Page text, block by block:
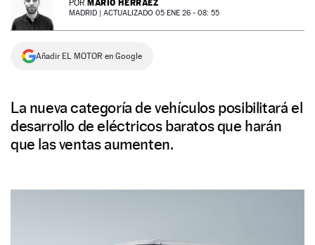
NEWSLETTER
SÍGUENOS
POR MARIO HERRÁEZ
MADRID | ACTUALIZADO 05 ENE 26 - 08: 55
Añadir EL MOTOR en Google
La nueva categoría de vehículos posibilitará el
desarrollo de eléctricos baratos que harán
que las ventas aumenten.